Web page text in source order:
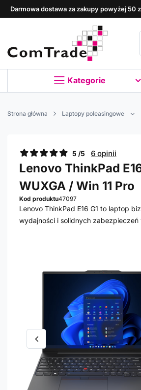
Darmowa dostawa za zakupy powyżej 50
Kategorie
Strona główna Laptopy poleasingowe
5 /5 6 opinii
Lenovo ThinkPad
WUXGA / Win 11 Pro
Kod produktu47097
Lenovo ThinkPad E16 G1 to laptop
wydajności i solidnych